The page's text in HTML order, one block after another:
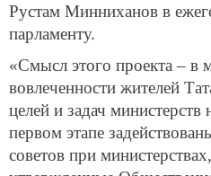
Рустам Минниханов в
парламенту.
«Смысл этого проекта – в
вовлеченности жителей
целей и задач
первом этапе
советов при